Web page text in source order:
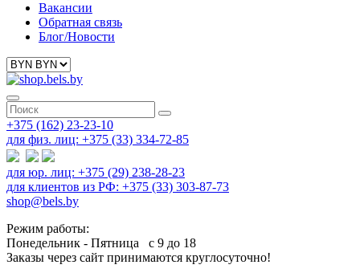
Вакансии
Обратная связь
Блог/Новости
+375 (162) 23-23-10
для физ. лиц: +375 (33) 334-72-85
для юр. лиц: +375 (29) 238-28-23
для клиентов из РФ: +375 (33) 303-87-73
shop@bels.by
Режим работы:
Понедельник - Пятница с 9 до 18
Заказы через сайт принимаются круглосуточно!